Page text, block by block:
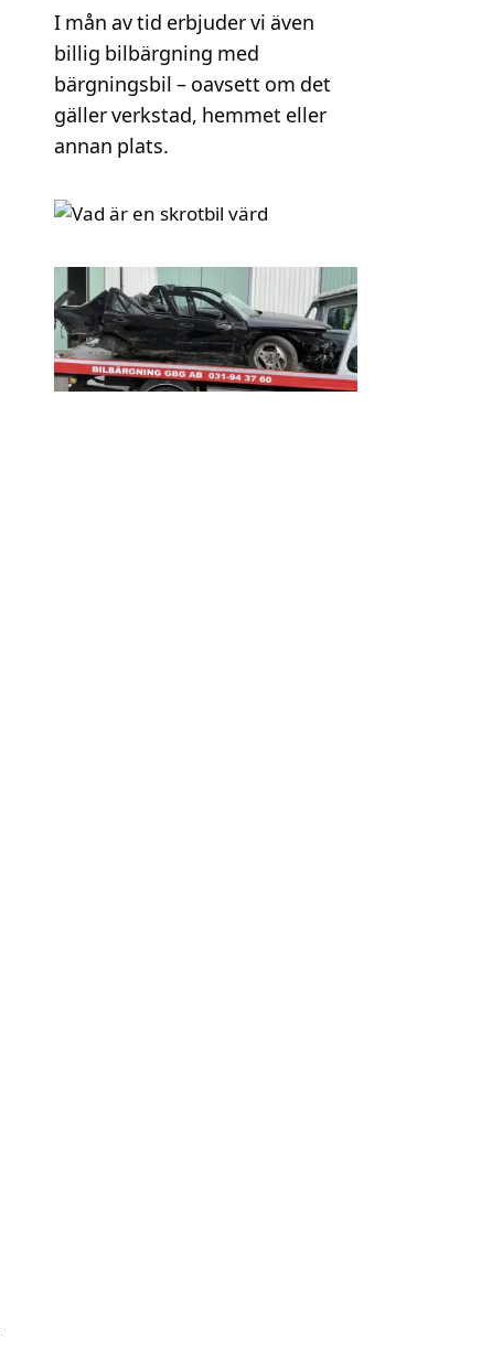
I mån av tid erbjuder vi även
billig bilbärgning med
bärgningsbil – oavsett om det
gäller verkstad, hemmet eller
annan plats.